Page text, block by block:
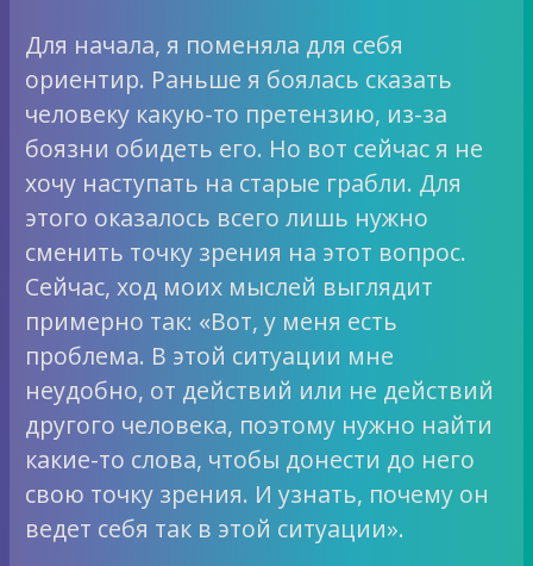
Для начала, я поменяла для себя
ориентир. Раньше я боялась сказать
человеку какую-то претензию, из-за
боязни обидеть его. Но вот сейчас я не
хочу наступать на старые грабли. Для
этого оказалось всего лишь нужно
сменить точку зрения на этот вопрос.
Сейчас, ход моих мыслей выглядит
примерно так: «Вот, у меня есть
проблема. В этой ситуации мне
неудобно, от действий или не действий
другого человека, поэтому нужно найти
какие-то слова, чтобы донести до него
свою точку зрения. И узнать, почему он
ведет себя так в этой ситуации».